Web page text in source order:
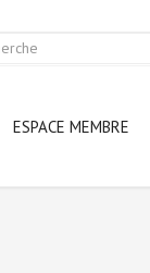
ESPACE MEMBRE